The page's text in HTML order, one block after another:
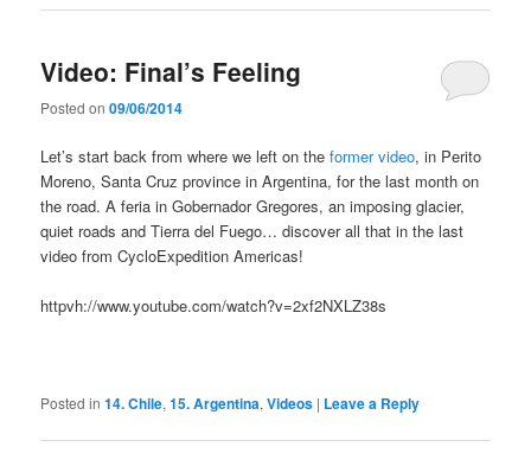
Video: Final’s Feeling
Posted on09/06/2014
Let’s start back from where we left on theformer video, in Perito
Moreno, Santa Cruz province in Argentina, for the last month on
the road. A feria in Gobernador Gregores, an imposing glacier,
quiet roads and Tierra del Fuego… discover all that in the last
video from CycloExpedition Americas!
httpvh://www.youtube.com/watch?v=2xf2NXLZ38s
Posted in 14. Chile,15. Argentina,Videos | Leave a Reply